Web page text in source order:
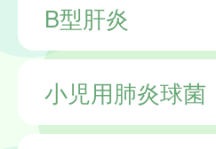
B型肝炎
小児用肺炎球菌